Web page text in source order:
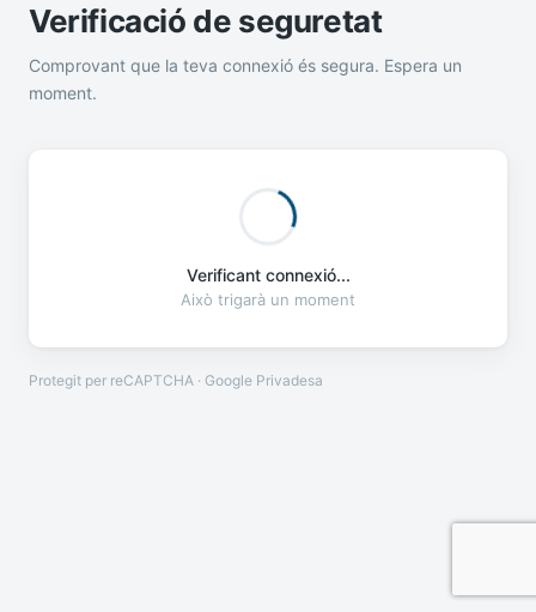
Verificació de seguretat
Comprovant que la teva connexió és segura. Espera un
moment.
Verificant connexió...
Això trigarà un moment
Protegit per reCAPTCHA · Google Privadesa